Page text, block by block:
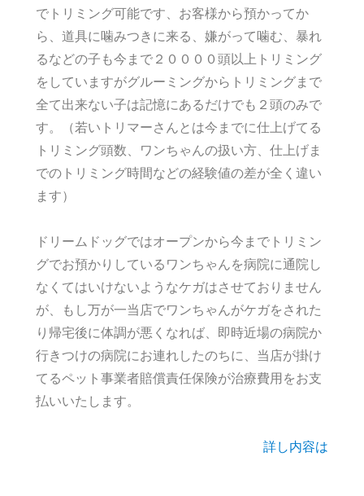
でトリミング可能です、お客様から預かってか
ら、道具に噛みつきに来る、嫌がって噛む、暴れ
るなどの子も今まで２００００頭以上トリミング
をしていますがグルーミングからトリミングまで
全て出来ない子は記憶にあるだけでも２頭のみで
す。（若いトリマーさんとは今までに仕上げてる
トリミング頭数、ワンちゃんの扱い方、仕上げま
でのトリミング時間などの経験値の差が全く違い
ます）
ドリームドッグではオープンから今までトリミン
グでお預かりしているワンちゃんを病院に通院し
なくてはいけないようなケガはさせておりません
が、もし万が一当店でワンちゃんがケガをされた
り帰宅後に体調が悪くなれば、即時近場の病院か
行きつけの病院にお連れしたのちに、当店が掛け
てるペット事業者賠償責任保険が治療費用をお支
払いいたします。
詳し内容は